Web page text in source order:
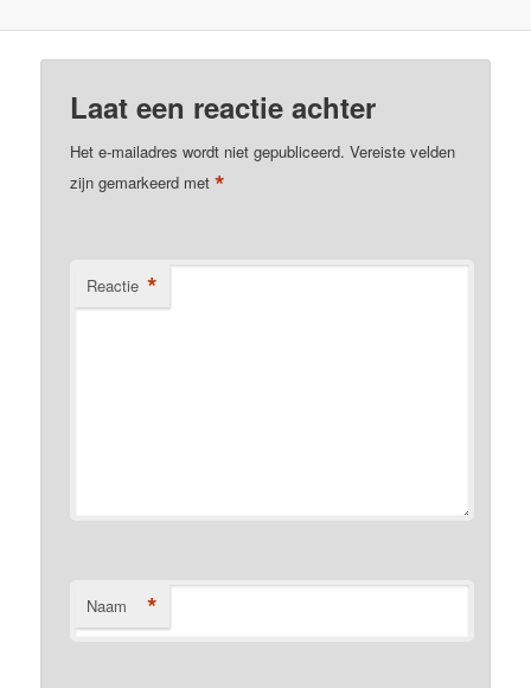
Laat een reactie achter
Het e-mailadres wordt niet gepubliceerd. Vereiste velden
zijn gemarkeerd met*
Reactie *
Naam *